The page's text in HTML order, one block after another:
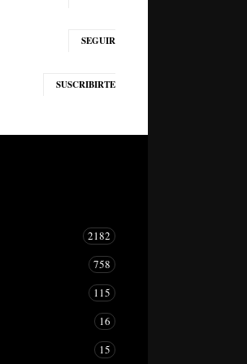
SEGUIR
SUSCRIBIRTE
2182
758
115
16
15